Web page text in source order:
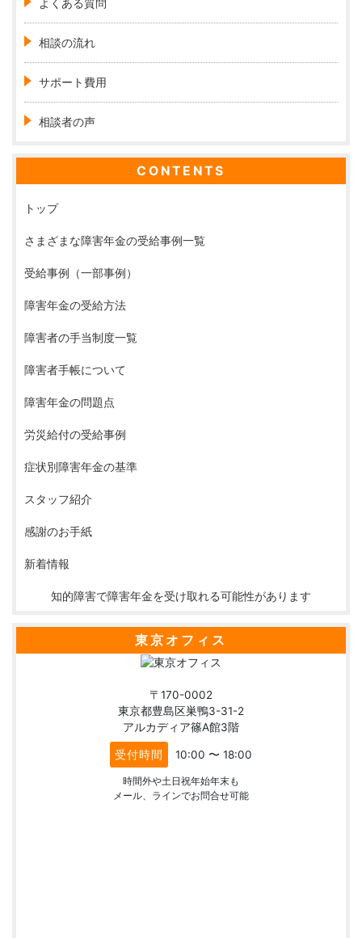
よくある質問
相談の流れ
サポート費用
相談者の声
CONTENTS
トップ
さまざまな障害年金の受給事例一覧
受給事例（一部事例）
障害年金の受給方法
障害者の手当制度一覧
障害者手帳について
障害年金の問題点
労災給付の受給事例
症状別障害年金の基準
スタッフ紹介
感謝のお手紙
新着情報
知的障害で障害年金を受け取れる可能性があります
東京オフィス
〒170-0002
東京都豊島区巣鴨3-31-2
アルカディア篠A館3階
受付時間 10:00 〜 18:00
時間外や土日祝年始年末も
メール、ラインでお問合せ可能